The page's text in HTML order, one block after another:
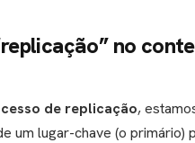
no
de replicação,
um lugar-chave (o primário)